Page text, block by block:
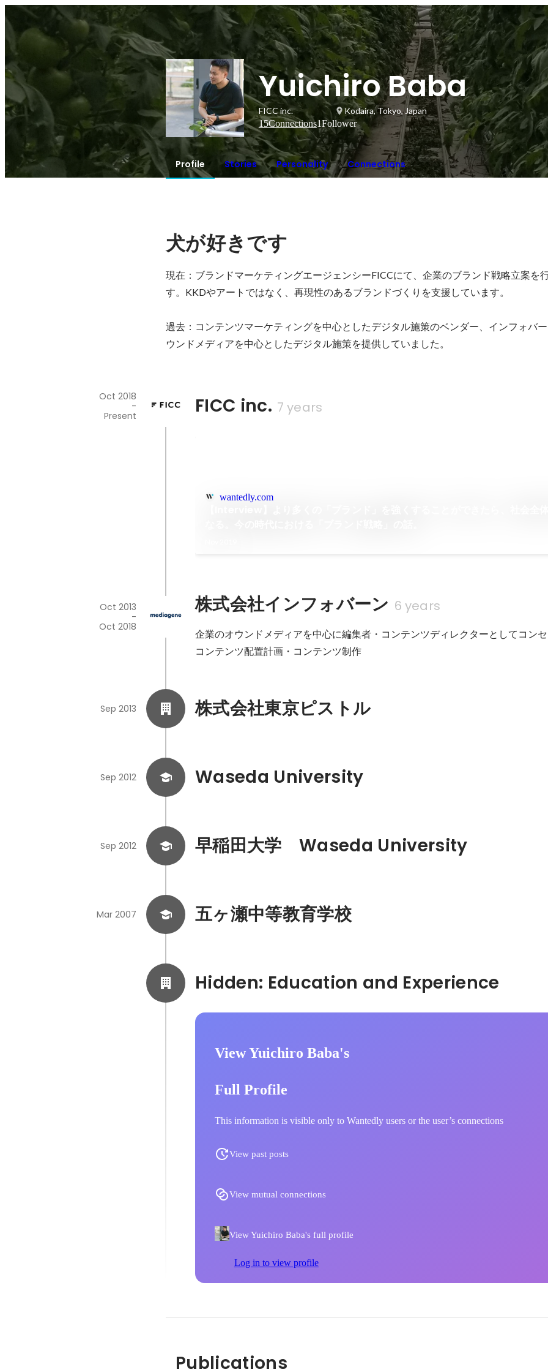
Yuichiro Baba
FICC inc.
Kodaira, Tokyo, Japan
15Connections1Follower
Profile Stories Personality Connections
犬が好きです
現在：ブランドマーケティングエージェンシーFICCにて、企業のブランド戦略立案を
す。KKDやアートではなく、再現性のあるブランドづくりを支援しています。
過去：コンテンツマーケティングを中心としたデジタル施策のベンダー、インフォバ
ウンドメディアを中心としたデジタル施策を提供していました。
FICC inc. 7 years
Oct 2018
-
Present
wantedly.com
株式会社インフォバーン 6 years
Oct 2013
-
Oct 2018
企業のオウンドメディアを中心に編集者・コンテンツディレクターとしてコンセ
コンテンツ配置計画・コンテンツ制作
株式会社東京ピストル
Sep 2013
Waseda University
Sep 2012
早稲田大学　Waseda University
Sep 2012
五ヶ瀬中等教育学校
Mar 2007
View Yuichiro Baba's
Full Profile
This information is visible only to Wantedly users or the user’s connections
View past posts
View mutual connections
View Yuichiro Baba's full profile
Log in to view profile
Publications